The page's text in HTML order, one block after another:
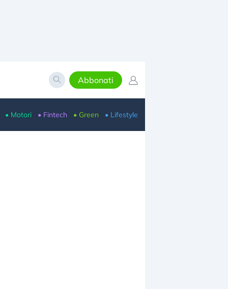
Abbonati
• Motori • Fintech • Green • Lifestyle